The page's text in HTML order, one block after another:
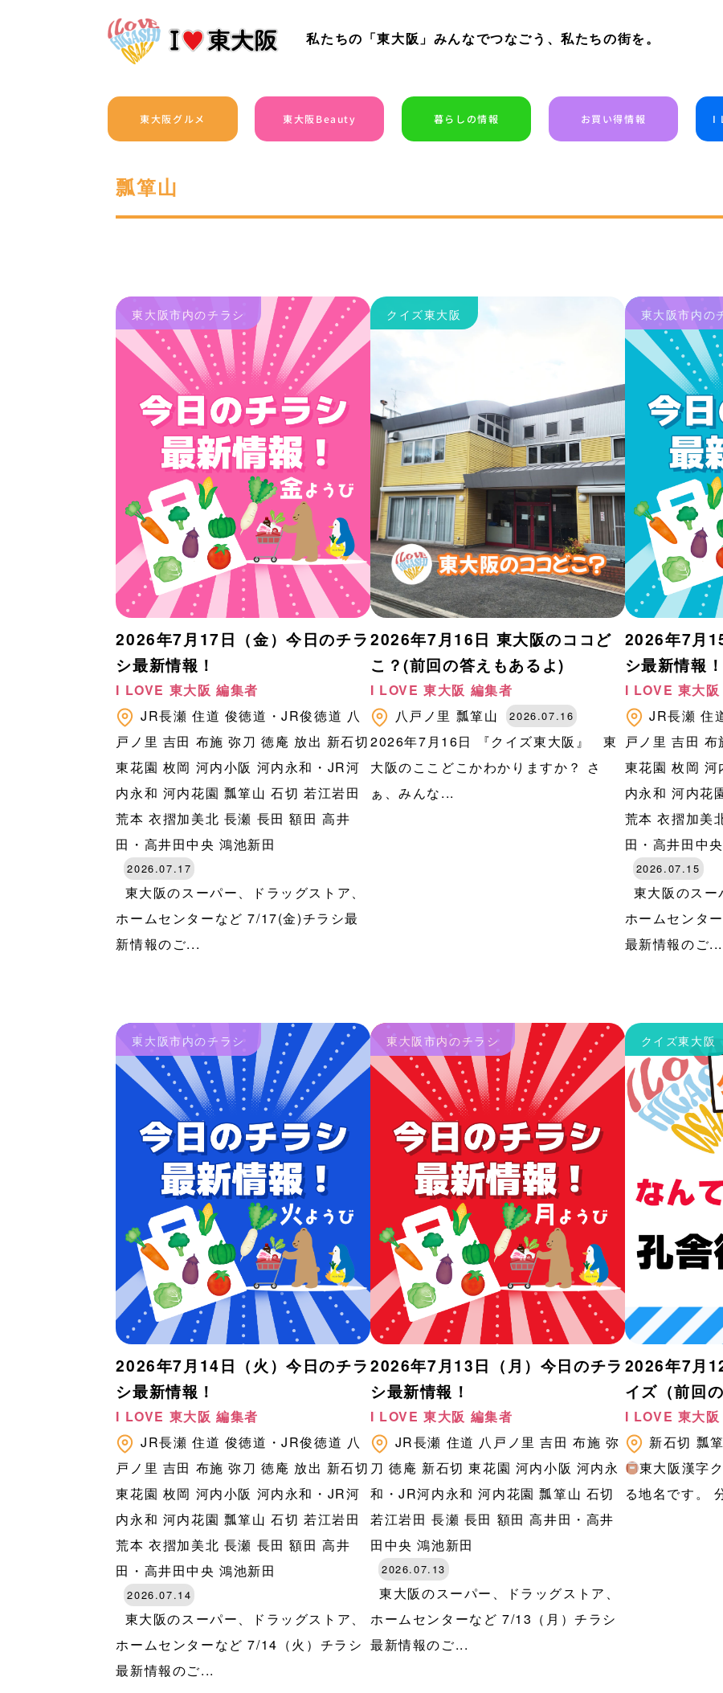
私たちの「東大阪」みんなでつなごう、私たちの街を。
東大阪グルメ 東大阪Beauty 暮らしの情報 お買い得情報 I
瓢箪山
東大阪市内のチラシ
2026年7月17日（金）今日のチラ
シ最新情報！
I LOVE 東大阪 編集者
JR長瀬 住道 俊徳道・JR俊徳道 八
戸ノ里 吉田 布施 弥刀 徳庵 放出 新石切
東花園 枚岡 河内小阪 河内永和・JR河
内永和 河内花園 瓢箪山 石切 若江岩田
荒本 衣摺加美北 長瀬 長田 額田 高井
田・高井田中央 鴻池新田
2026.07.17
東大阪のスーパー、ドラッグストア、
ホームセンターなど 7/17(金)チラシ最
新情報のご...
クイズ東大阪
2026年7月16日 東大阪のココど
こ？(前回の答えもあるよ)
I LOVE 東大阪 編集者
八戸ノ里 瓢箪山 2026.07.16
2026年7月16日 『クイズ東大阪』 東
大阪のここどこかわかりますか？ さ
ぁ、みんな...
東大阪市内の
2026年7月
シ最新情報！
I LOVE 東大阪
JR長瀬 住
戸ノ里 吉田 布
東花園 枚岡 河
内永和 河内花
荒本 衣摺加美
田・高井田中央
2026.07.15
東大阪のスー
ホームセンタ
最新情報のご...
東大阪市内のチラシ
2026年7月14日（火）今日のチラ
シ最新情報！
I LOVE 東大阪 編集者
JR長瀬 住道 俊徳道・JR俊徳道 八
戸ノ里 吉田 布施 弥刀 徳庵 放出 新石切
東花園 枚岡 河内小阪 河内永和・JR河
内永和 河内花園 瓢箪山 石切 若江岩田
荒本 衣摺加美北 長瀬 長田 額田 高井
田・高井田中央 鴻池新田
2026.07.14
東大阪のスーパー、ドラッグストア、
ホームセンターなど 7/14（火）チラシ
最新情報のご...
東大阪市内のチラシ
2026年7月13日（月）今日のチラ
シ最新情報！
I LOVE 東大阪 編集者
JR長瀬 住道 八戸ノ里 吉田 布施 弥
刀 徳庵 新石切 東花園 河内小阪 河内永
和・JR河内永和 河内花園 瓢箪山 石切
若江岩田 長瀬 長田 額田 高井田・高井
田中央 鴻池新田
2026.07.13
東大阪のスーパー、ドラッグストア、
ホームセンターなど 7/13（月）チラシ
最新情報のご...
クイズ東大阪
2026年7月
イズ（前回
I LOVE 東大阪
新石切 瓢
東大阪漢字
る地名です。